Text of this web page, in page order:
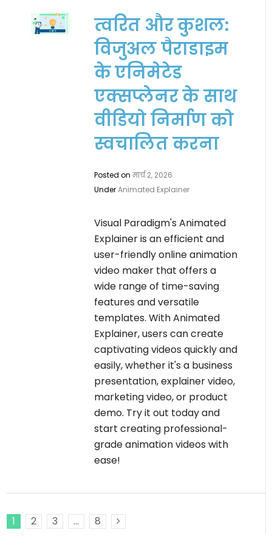
त्वरित और कुशल:
विजुअल पैराडाइम
के एनिमेटेड
एक्सप्लेनर के साथ
वीडियो निर्माण को
स्वचालित करना
Posted onमार्च 2, 2026
UnderAnimated Explainer
Visual Paradigm's Animated
Explainer is an efficient and
user-friendly online animation
video maker that offers a
wide range of time-saving
features and versatile
templates. With Animated
Explainer, users can create
captivating videos quickly and
easily, whether it's a business
presentation, explainer video,
marketing video, or product
demo. Try it out today and
start creating professional-
grade animation videos with
ease!
1 2 3 …
8